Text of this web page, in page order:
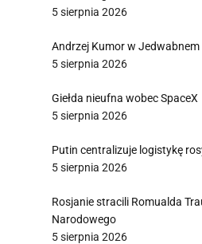
5 sierpnia 2026
Andrzej Kumor w Jedwabnem
5 sierpnia 2026
Giełda nieufna wobec SpaceX
5 sierpnia 2026
Putin centralizuje logistykę
5 sierpnia 2026
Rosjanie stracili Romualda
Narodowego
5 sierpnia 2026